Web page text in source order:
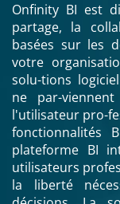
Onfinity BI est
partage, la
basées sur les
votre
solu-tions
ne par-
l'utilisateur pro-
fonctionnalités
plateforme BI
utilisateurs
la liberté